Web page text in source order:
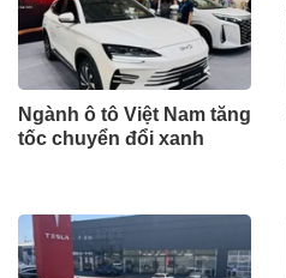
Ngành ô tô Việt Nam tăng
tốc chuyển đổi xanh